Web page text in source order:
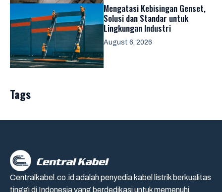
Mengatasi Kebisingan Genset,
Solusi dan Standar untuk
Lingkungan Industri
August 6, 2026
Tags
Centralkabel.co.id adalah penyedia kabel listrik berkualitas
tinggi di Indonesia yang berdedikasi untuk memenuhi